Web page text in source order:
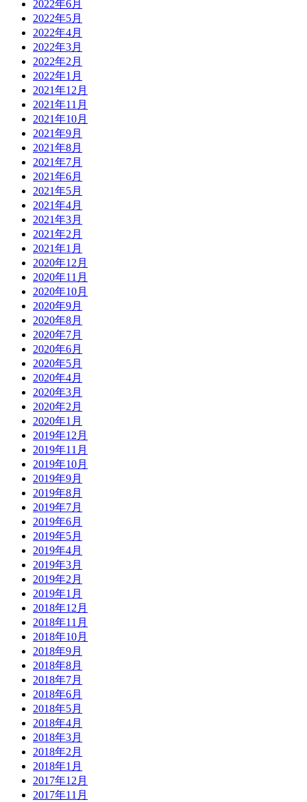
2022年6月
2022年5月
2022年4月
2022年3月
2022年2月
2022年1月
2021年12月
2021年11月
2021年10月
2021年9月
2021年8月
2021年7月
2021年6月
2021年5月
2021年4月
2021年3月
2021年2月
2021年1月
2020年12月
2020年11月
2020年10月
2020年9月
2020年8月
2020年7月
2020年6月
2020年5月
2020年4月
2020年3月
2020年2月
2020年1月
2019年12月
2019年11月
2019年10月
2019年9月
2019年8月
2019年7月
2019年6月
2019年5月
2019年4月
2019年3月
2019年2月
2019年1月
2018年12月
2018年11月
2018年10月
2018年9月
2018年8月
2018年7月
2018年6月
2018年5月
2018年4月
2018年3月
2018年2月
2018年1月
2017年12月
2017年11月